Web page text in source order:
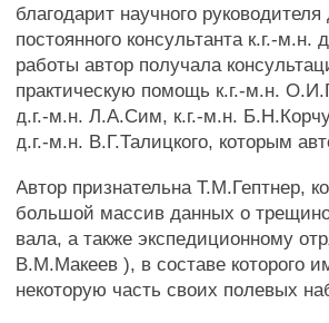
благодарит научного
постоянного консультанта к.г.-
работы автор получала
практическую помощь к.г.-м.н.
д.г.-м.н. Л.А.Сим, к.г.-м.н.
д.г.-м.н. В.Г.Талицкого, которым
Автор признательна Т.М.Гептнер,
большой массив данных о
вала, а также экспедиционному
В.М.Макеев ), в составе которого
некоторую часть своих полевых